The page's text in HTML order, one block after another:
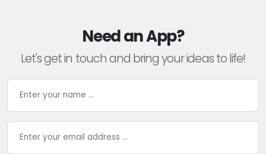
Need an App?
Let's get in touch and bring your ideas to life!